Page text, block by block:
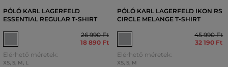
PÓLÓ KARL LAGERFELD
ESSENTIAL REGULAR T-SHIRT
26 990 Ft
18 890 Ft
Elérhető méretek:
XS, S, M, L
PÓLÓ KARL LAGERFELD IKON RS
CIRCLE MELANGE T-SHIRT
45 990 Ft
32 190 Ft
Elérhető méretek:
XS, S, M